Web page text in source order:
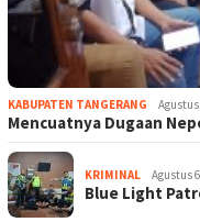
KABUPATEN TANGERANG Agustus
Mencuatnya Dugaan
KRIMINAL Agustus
Blue Light